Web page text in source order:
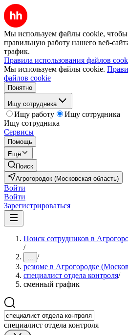
Мы используем файлы cookie, чтобы
правильную работу нашего веб-
трафик.
Правила использования файлов
Мы используем файлы cookie.
файлов cookie
Понятно
Ищу сотрудника
Ищу работу
Ищу сотрудника
Ищу сотрудника
Сервисы
Помощь
Ещё
Поиск
Агрогородок (Московская область)
Войти
Войти
Зарегистрироваться
Поиск сотрудников в
/
... /
резюме в Агрогородке
специалист отдела контроля/
сменный график
специалист отдела контроля